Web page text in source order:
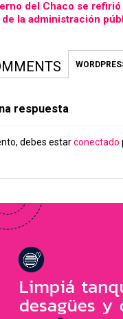
del Chaco se
la administración
respuesta
debes estarconectado